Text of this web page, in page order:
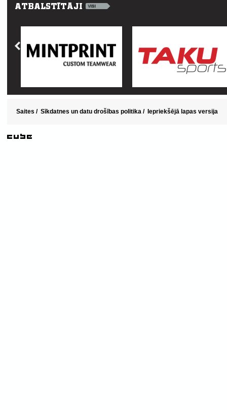
Saites / Sīkdatnes un datu drošības politika / Iepriekšējā lapas versija